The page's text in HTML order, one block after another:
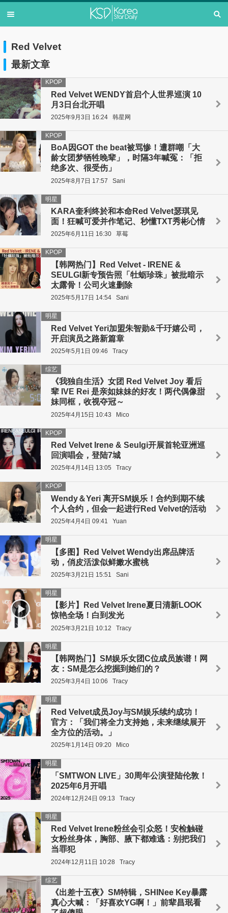
Red Velvet
最新文章
Red Velvet WENDY首启个人世界巡演 10
月3日台北开唱
KPOP
2025年9月3日 16:24 韩星网
BoA因GOT the beat被骂惨！遭群嘲「大
龄女团梦牺牲晚辈」，时隔3年喊冤：「拒
绝多次、很受伤」
KPOP
2025年8月7日 17:57 Sani
KARA奎利终於和本命Red Velvet瑟琪见
面！狂喊可爱并作笔记、秒懂TXT秀彬心情
明星
2025年6月11日 16:30 草莓
【韩网热门】Red Velvet - IRENE &
SEULGI新专预告照「牡蛎珍珠」被批暗示
太露骨！公司火速删除
KPOP
2025年5月17日 14:54 Sani
Red Velvet Yeri加盟朱智勋&千玗嬉公司，
开启演员之路新篇章
明星
2025年5月1日 09:46 Tracy
《我独自生活》女团 Red Velvet Joy 看后
辈 IVE Rei 是亲如妹妹的好友！两代偶像甜
妹同框，收视夺冠～
综艺
2025年4月15日 10:43 Mico
Red Velvet Irene & Seulgi开展首轮亚洲巡
回演唱会，登陆7城
KPOP
2025年4月14日 13:05 Tracy
Wendy＆Yeri 离开SM娱乐！合约到期不续
个人合约，但会一起进行Red Velvet的活动
KPOP
2025年4月4日 09:41 Yuan
【多图】Red Velvet Wendy出席品牌活
动，俏皮活泼似鲜嫩水蜜桃
明星
2025年3月21日 15:51 Sani
【影片】Red Velvet Irene夏日清新LOOK
惊艳全场！白到发光
明星
2025年3月21日 10:12 Tracy
【韩网热门】SM娱乐女团C位成员族谱！网
友：SM是怎么挖掘到她们的？
明星
2025年3月4日 10:06 Tracy
Red Velvet成员Joy与SM娱乐续约成功！
官方：「我们将全力支持她，未来继续展开
全方位的活动。」
明星
2025年1月14日 09:20 Mico
「SMTWON LIVE」30周年公演登陆伦敦！
2025年6月开唱
明星
2024年12月24日 09:13 Tracy
Red Velvet Irene粉丝会引众怒！安检触碰
女粉丝身体，胸部、腋下都难逃：别把我们
当罪犯
明星
2024年12月11日 10:28 Tracy
《出差十五夜》SM特辑，SHINee Key暴露
真心大喊：「好喜欢YG啊！」前辈昌珉看
综艺